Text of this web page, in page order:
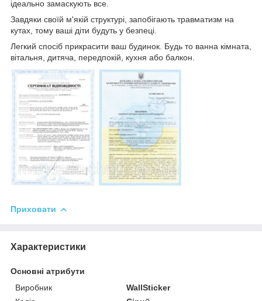
ідеально замаскують все.
Завдяки своїй м'якій структурі, запобігають травматизм на
кутах, тому ваші діти будуть у безпеці.
Легкий спосіб прикрасити ваш будинок. Будь то ванна кімната,
вітальня, дитяча, передпокій, кухня або балкон.
Приховати
Характеристики
Основні атрибути
Виробник
WallSticker